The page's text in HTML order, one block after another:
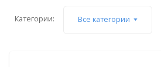
Категории: Все категории